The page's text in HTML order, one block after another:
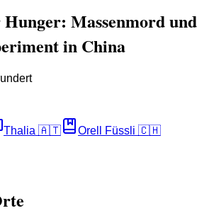
Massenmord und
in China
Thalia 🇦🇹 Orell Füssli 🇨🇭